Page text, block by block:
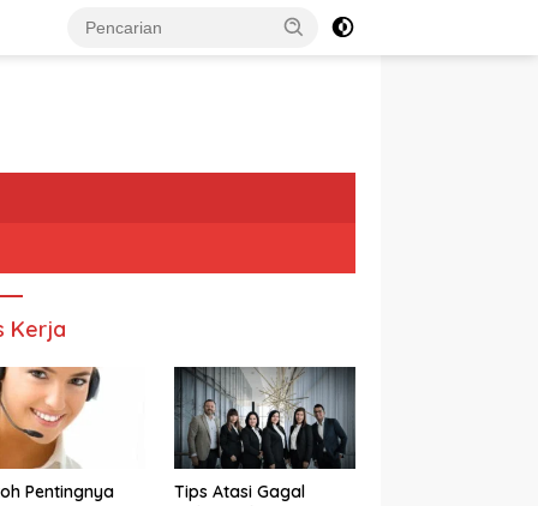
Kerja
Pentingnya
Tips Atasi Gagal